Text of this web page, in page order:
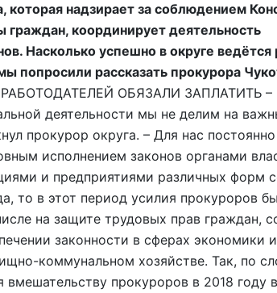
которая надзирает за соблюдением
координирует деятельность
Насколько успешно в округе ведётся
попросили рассказать прокурора
РАБОТОДАТЕЛЕЙ ОБЯЗАЛИ ЗАПЛАТИТЬ –
деятельности мы не делим на
прокурор округа. – Для нас
исполнением законов органами
и предприятиями различных форм
то в этот период усилия прокуроров
на защите трудовых прав граждан,
законности в сферах экономики
коммунальном хозяйстве. Так, по
вмешательству прокуроров в 2018 году